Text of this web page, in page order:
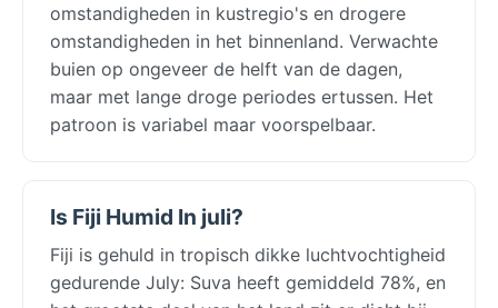
omstandigheden in kustregio's en drogere
omstandigheden in het binnenland. Verwachte
buien op ongeveer de helft van de dagen,
maar met lange droge periodes ertussen. Het
patroon is variabel maar voorspelbaar.
Is Fiji Humid In juli?
Fiji is gehuld in tropisch dikke luchtvochtigheid
gedurende July: Suva heeft gemiddeld 78%, en